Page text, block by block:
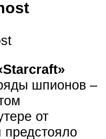
шпионов –
от
предстояло